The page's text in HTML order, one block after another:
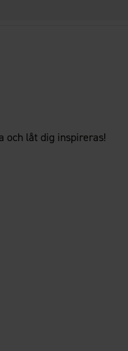
och låt dig inspireras!